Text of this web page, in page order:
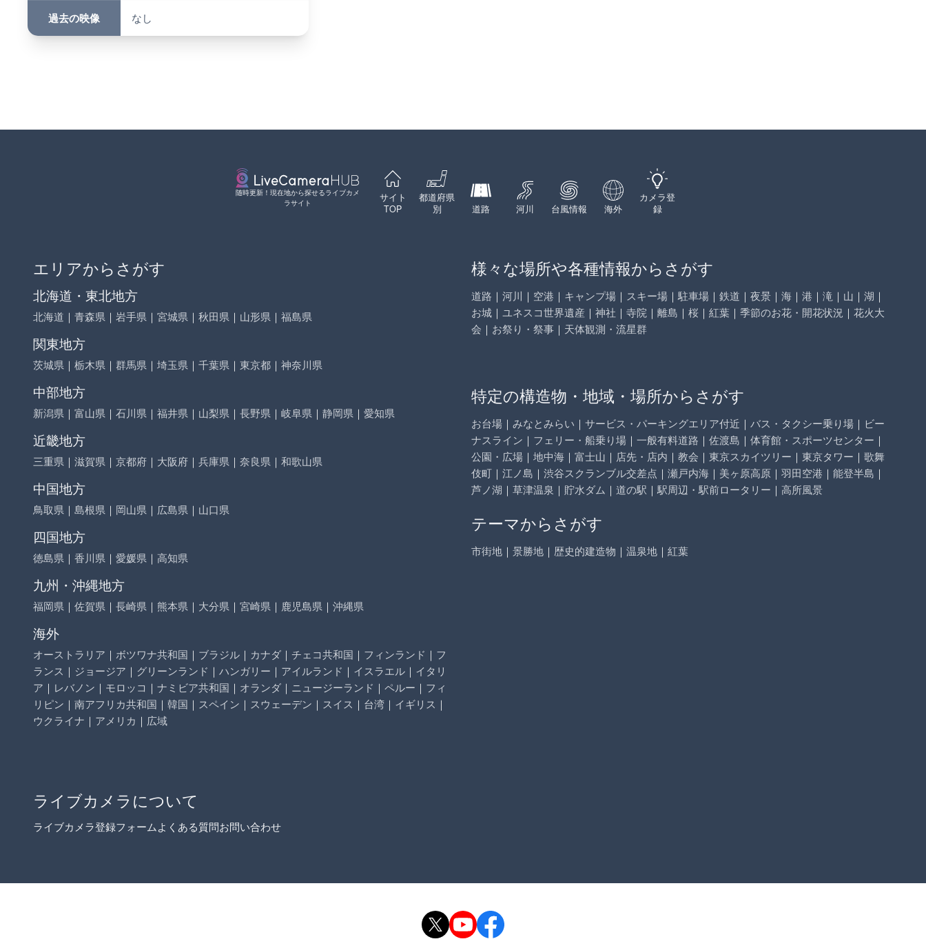
過去の映像 なし
随時更新！現在地から探せるライブカメ
ラサイト
サイト
TOP
都道府県
別
道路 河川 台風情報 海外
カメラ登
録
エリアからさがす
北海道・東北地方
北海道 ｜ 青森県 ｜ 岩手県 ｜ 宮城県 ｜ 秋田県 ｜ 山形県 ｜ 福島県
関東地方
茨城県 ｜ 栃木県 ｜ 群馬県 ｜ 埼玉県 ｜ 千葉県 ｜ 東京都 ｜ 神奈川県
中部地方
新潟県 ｜ 富山県 ｜ 石川県 ｜ 福井県 ｜ 山梨県 ｜ 長野県 ｜ 岐阜県 ｜ 静岡県 ｜ 愛知県
近畿地方
三重県 ｜ 滋賀県 ｜ 京都府 ｜ 大阪府 ｜ 兵庫県 ｜ 奈良県 ｜ 和歌山県
中国地方
鳥取県 ｜ 島根県 ｜ 岡山県 ｜ 広島県 ｜ 山口県
四国地方
徳島県 ｜ 香川県 ｜ 愛媛県 ｜ 高知県
九州・沖縄地方
福岡県 ｜ 佐賀県 ｜ 長崎県 ｜ 熊本県 ｜ 大分県 ｜ 宮崎県 ｜ 鹿児島県 ｜ 沖縄県
海外
オーストラリア ｜ ボツワナ共和国 ｜ ブラジル ｜ カナダ ｜ チェコ共和国 ｜ フィンランド ｜ フ
ランス ｜ ジョージア ｜ グリーンランド ｜ ハンガリー ｜ アイルランド ｜ イスラエル ｜ イタリ
ア ｜ レバノン ｜ モロッコ ｜ ナミビア共和国 ｜ オランダ ｜ ニュージーランド ｜ ペルー ｜ フィ
リピン ｜ 南アフリカ共和国 ｜ 韓国 ｜ スペイン ｜ スウェーデン ｜ スイス ｜ 台湾 ｜ イギリス ｜
ウクライナ ｜ アメリカ ｜ 広域
様々な場所や各種情報からさがす
道路 ｜ 河川 ｜ 空港 ｜ キャンプ場 ｜ スキー場 ｜ 駐車場 ｜ 鉄道 ｜ 夜景 ｜ 海 ｜ 港 ｜ 滝 ｜ 山 ｜ 湖 ｜
お城 ｜ ユネスコ世界遺産 ｜ 神社 ｜ 寺院 ｜ 離島 ｜ 桜 ｜ 紅葉 ｜ 季節のお花・開花状況 ｜ 花火大
会 ｜ お祭り・祭事 ｜ 天体観測・流星群
特定の構造物・地域・場所からさがす
お台場 ｜ みなとみらい ｜ サービス・パーキングエリア付近 ｜ バス・タクシー乗り場 ｜ ビー
ナスライン ｜ フェリー・船乗り場 ｜ 一般有料道路 ｜ 佐渡島 ｜ 体育館・スポーツセンター ｜
公園・広場 ｜ 地中海 ｜ 富士山 ｜ 店先・店内 ｜ 教会 ｜ 東京スカイツリー ｜ 東京タワー ｜ 歌舞
伎町 ｜ 江ノ島 ｜ 渋谷スクランブル交差点 ｜ 瀬戸内海 ｜ 美ヶ原高原 ｜ 羽田空港 ｜ 能登半島 ｜
芦ノ湖 ｜ 草津温泉 ｜ 貯水ダム ｜ 道の駅 ｜ 駅周辺・駅前ロータリー ｜ 高所風景
テーマからさがす
市街地 ｜ 景勝地 ｜ 歴史的建造物 ｜ 温泉地 ｜ 紅葉
ライブカメラについて
ライブカメラ登録フォームよくある質問お問い合わせ